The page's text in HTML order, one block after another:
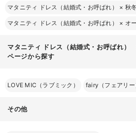
マタニティ ドレス（結婚式・お呼ばれ） × 秋
マタニティ ドレス（結婚式・お呼ばれ） × オ
マタニティ ドレス（結婚式・お呼ばれ）
ページから探す
LOVE MIC（ラブミック） fairy（フェアリー
その他